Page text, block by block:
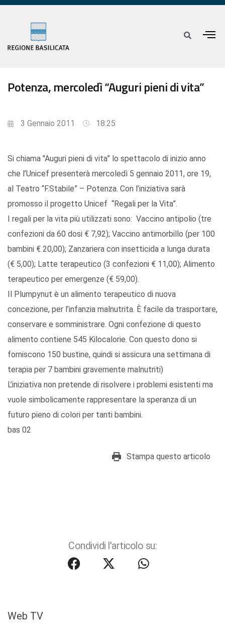
Potenza, mercoledì “Auguri pieni di vita”
3 Gennaio 2011 18:25
Si chiama "Auguri pieni di vita” lo spettacolo di inizio anno
che l’Unicef presenterà mercoledì 5 gennaio 2011, ore 19,
al Teatro “F.Stabile” – Potenza. Con l’iniziativa sarà
promosso il progetto Unicef “Regali per la Vita”.
I regali per la vita più utilizzati sono: Vaccino antipolio (tre
confezioni da 60 dosi € 7,92); Vaccino antimorbillo (per 100
bambini € 20,00); Zanzariera con insetticida a lunga durata
(€ 5,00); Latte terapeutico (3 confezioni € 11,00); Alimento
terapeutico per emergenze (€ 59,00).
Il Plumpynut è un alimento terapeutico di nuova
concezione, per l’infanzia malnutrita. È facile da trasportare,
conservare e somministrare. Ogni confezione di questo
alimento contiene 545 Kilocalorie. Con questo dono si
forniscono 150 bustine, quindi si assicura una settimana di
terapia per 7 bambini gravemente malnutriti)
L’iniziativa non pretende di risolvere i problemi esistenti ma
vuole simbolicamente rappresentare la speranza di un
futuro pieno di colori per tanti bambini.
bas 02
Stampa questo articolo
Condividi l'articolo su:
Web TV